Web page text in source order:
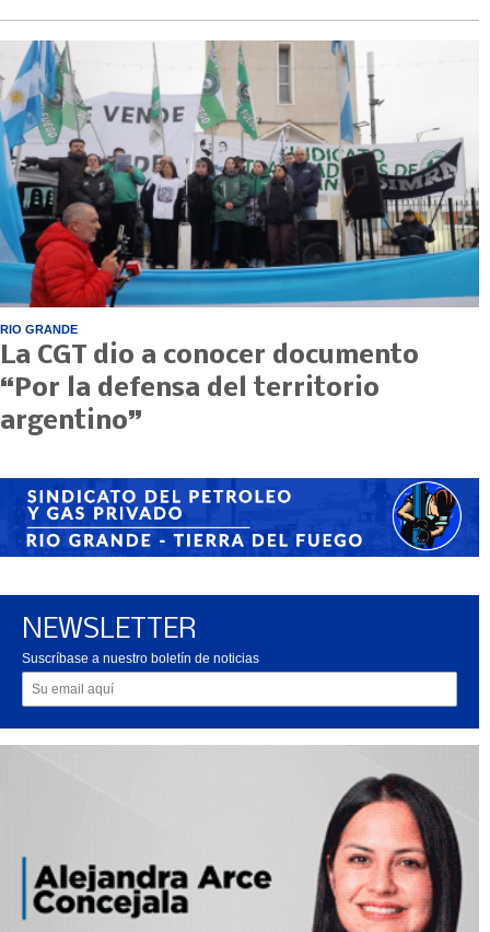
RIO GRANDE
La CGT dio a conocer documento
“Por la defensa del territorio
argentino”
NEWSLETTER
Suscríbase a nuestro boletín de noticias